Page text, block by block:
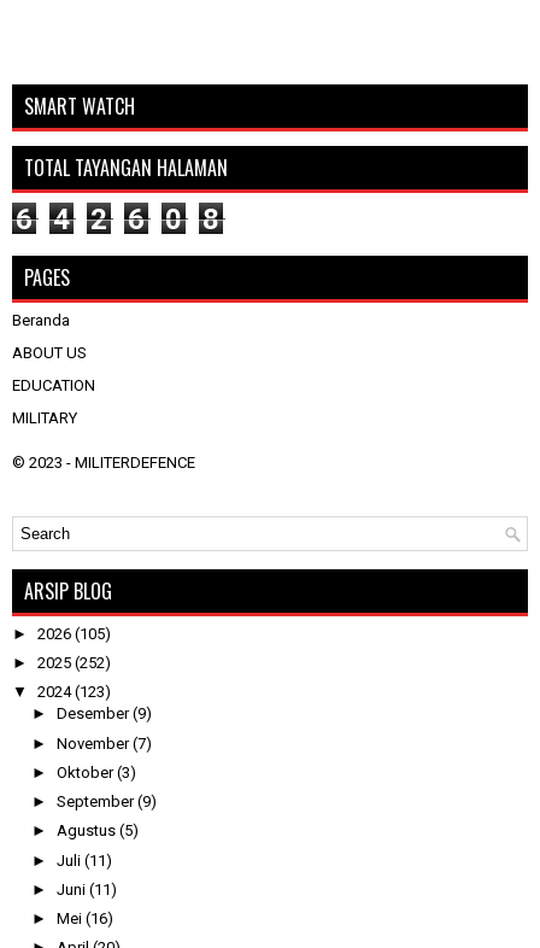
SMART WATCH
TOTAL TAYANGAN HALAMAN
6 4 2 6 0 8
PAGES
Beranda
ABOUT US
EDUCATION
MILITARY
© 2023 - MILITERDEFENCE
ARSIP BLOG
► 2026 (105)
► 2025 (252)
▼ 2024(123)
► Desember(9)
► November(7)
► Oktober(3)
► September(9)
► Agustus (5)
► Juli (11)
► Juni (11)
► Mei (16)